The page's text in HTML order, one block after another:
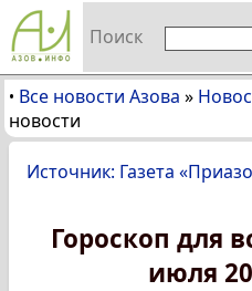
Поиск
• Все новости Азова »
новости
Источник: Газета
Гороскоп для
июля